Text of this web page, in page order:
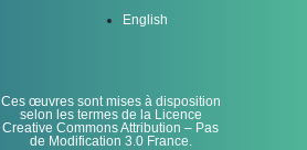
English
Ces œuvres sont mises à disposition
selon les termes de la Licence
Creative Commons Attribution – Pas
de Modification 3.0 France.